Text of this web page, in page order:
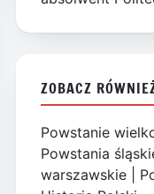
ZOBACZ
Powstanie
Powstania
warszawskie